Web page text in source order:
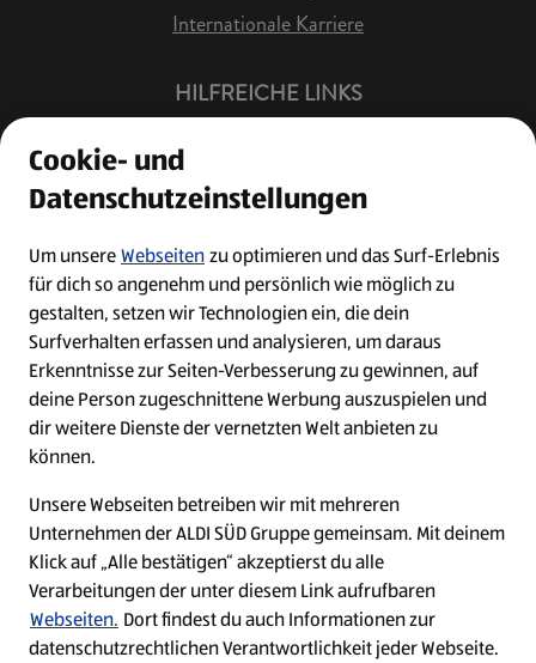
Internationale Karriere
HILFREICHE LINKS
Job Benachrichtigung
Bewerberkonto
Leichte Sprache
Kontakt
Cookie- und
Datenschutzeinstellungen
Um unsereWebseitenzu optimieren und das Surf-Erlebnis
für dich so angenehm und persönlich wie möglich zu
gestalten, setzen wir Technologien ein, die dein
Surfverhalten erfassen und analysieren, um daraus
Erkenntnisse zur Seiten-Verbesserung zu gewinnen, auf
deine Person zugeschnittene Werbung auszuspielen und
dir weitere Dienste der vernetzten Welt anbieten zu
können.
Unsere Webseiten betreiben wir mit mehreren
Unternehmen der ALDI SÜD Gruppe gemeinsam. Mit deinem
Klick auf „Alle bestätigen“ akzeptierst du alle
Verarbeitungen der unter diesem Link aufrufbaren
Webseiten. Dort findest du auch Informationen zur
datenschutzrechtlichen Verantwortlichkeit jeder Webseite.